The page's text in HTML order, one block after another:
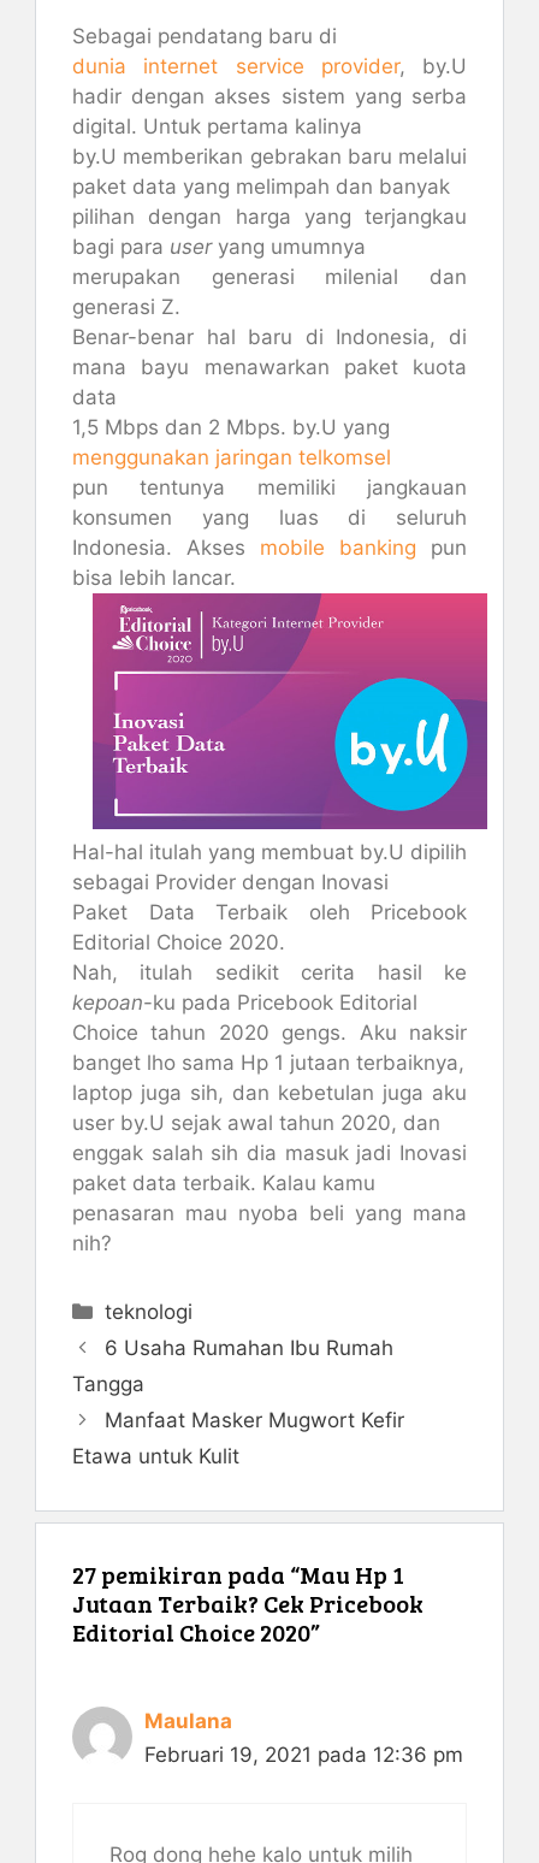
Sebagai pendatang baru di
dunia internet service provider, by.U
hadir dengan akses sistem yang serba
digital. Untuk pertama kalinya
by.U memberikan gebrakan baru melalui
paket data yang melimpah dan banyak
pilihan dengan harga yang terjangkau
bagi para user yang umumnya
merupakan generasi milenial dan
generasi Z.
Benar-benar hal baru di Indonesia, di
mana bayu menawarkan paket kuota
data
1,5 Mbps dan 2 Mbps. by.U yang
menggunakan jaringan telkomsel
pun tentunya memiliki jangkauan
konsumen yang luas di seluruh
Indonesia. Akses mobile banking pun
bisa lebih lancar.
Hal-hal itulah yang membuat by.U dipilih
sebagai Provider dengan Inovasi
Paket Data Terbaik oleh Pricebook
Editorial Choice 2020.
Nah, itulah sedikit cerita hasil ke
kepoan-ku pada Pricebook Editorial
Choice tahun 2020 gengs. Aku naksir
banget lho sama Hp 1 jutaan terbaiknya,
laptop juga sih, dan kebetulan juga aku
user by.U sejak awal tahun 2020, dan
enggak salah sih dia masuk jadi Inovasi
paket data terbaik. Kalau kamu
penasaran mau nyoba beli yang mana
nih?
Kategori
teknologi
6 Usaha Rumahan Ibu Rumah
Tangga
Manfaat Masker Mugwort Kefir
Etawa untuk Kulit
27 pemikiran pada “Mau Hp 1
Jutaan Terbaik? Cek Pricebook
Editorial Choice 2020”
Maulana
Februari 19, 2021 pada 12:36 pm
Rog dong hehe kalo untuk milih